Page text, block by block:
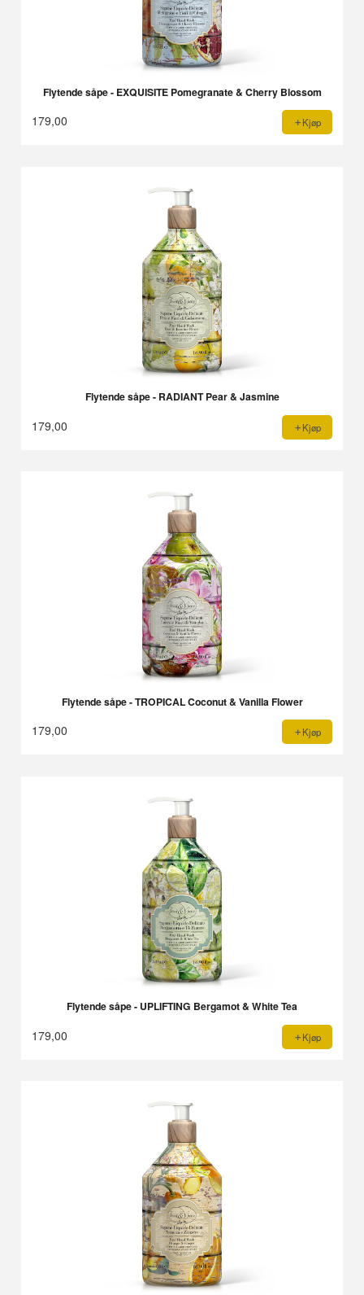
Flytende såpe - EXQUISITE Pomegranate & Cherry Blossom
179,00 Kjøp
Flytende såpe - RADIANT Pear & Jasmine
179,00 Kjøp
Flytende såpe - TROPICAL Coconut & Vanilla Flower
179,00 Kjøp
Flytende såpe - UPLIFTING Bergamot & White Tea
179,00 Kjøp